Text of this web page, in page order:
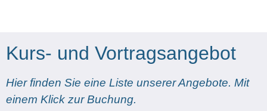
Kurs- und Vortragsangebot
Hier finden Sie eine Liste unserer Angebote. Mit
einem Klick zur Buchung.